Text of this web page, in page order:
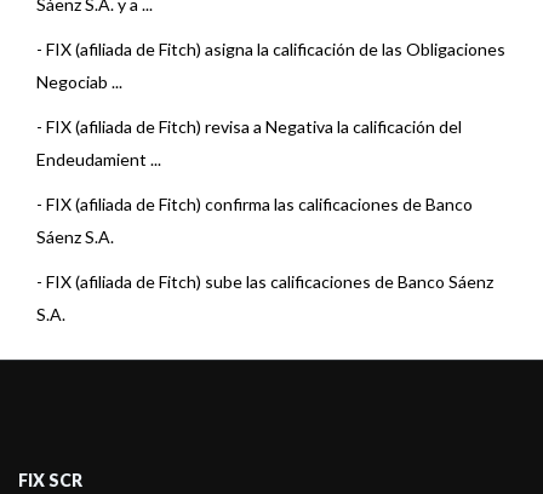
Sáenz S.A. y a ...
- FIX (afiliada de Fitch) asigna la calificación de las Obligaciones
Negociab ...
- FIX (afiliada de Fitch) revisa a Negativa la calificación del
Endeudamient ...
- FIX (afiliada de Fitch) confirma las calificaciones de Banco
Sáenz S.A.
- FIX (afiliada de Fitch) sube las calificaciones de Banco Sáenz
S.A.
-Fix SCR asigna la calificación de las Obligaciones Negociables
Perspectiva ...
FIX SCR